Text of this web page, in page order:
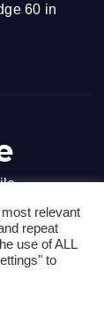
60 in
Themeansar
relevant
repeat
use of ALL
to